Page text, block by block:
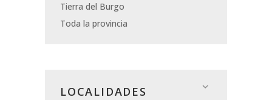
Tierra del Burgo
Toda la provincia
LOCALIDADES